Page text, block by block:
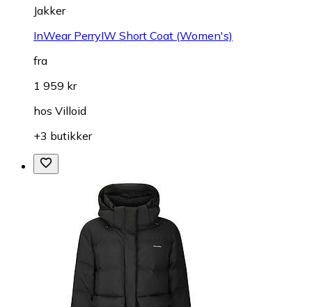
Jakker
InWear PerryIW Short Coat (Women's)
fra
1 959 kr
hos Villoid
+3 butikker